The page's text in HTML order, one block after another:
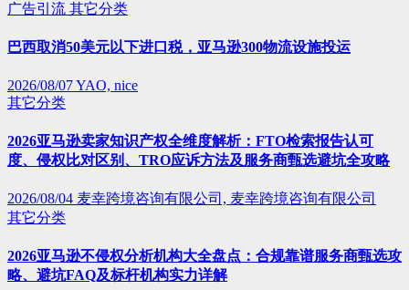
广告引流 其它分类
巴西取消50美元以下进口税，亚马逊300物流设施投运
2026/08/07YAO, nice
其它分类
2026亚马逊卖家知识产权全维度解析：FTO检索报告认可
度、侵权比对区别、TRO应诉方法及服务商甄选避坑全攻略
2026/08/04 麦幸跨境咨询有限公司, 麦幸跨境咨询有限公司
其它分类
2026亚马逊不侵权分析机构大全盘点：合规靠谱服务商甄选攻
略、避坑FAQ及标杆机构实力详解